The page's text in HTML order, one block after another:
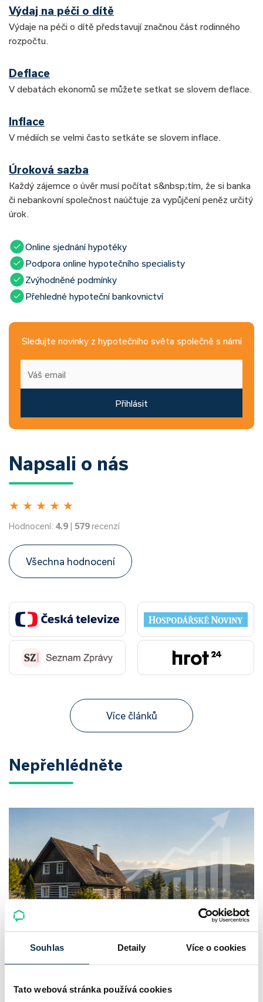
Souhlas Detaily Více o cookies
Tato webová stránka používá cookies
Výdaj na péči o dítě
Výdaje na péči o dítě představují značnou část rodinného
rozpočtu.
Deflace
V debatách ekonomů se můžete setkat se slovem deflace.
Inflace
V médiích se velmi často setkáte se slovem inflace.
Úroková sazba
Každý zájemce o úvěr musí počítat s&nbsp;tím, že si banka
či nebankovní společnost naúčtuje za vypůjčení peněz určitý
úrok.
Online sjednání hypotéky
Podpora online hypotečního specialisty
Zvýhodněné podmínky
Přehledné hypoteční bankovnictví
Sledujte novinky z hypotečního světa společně s námi
Přihlásit
Napsali o nás
★ ★ ★ ★ ★
Hodnocení: 4.9 | 579recenzí
Všechna hodnocení
Více článků
Nepřehlédněte
Chaty a chalupy v ČR zdražují, nabídka